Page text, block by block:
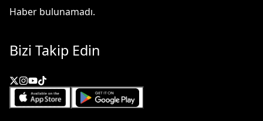
Haber bulunamadı.
Bizi Takip Edin